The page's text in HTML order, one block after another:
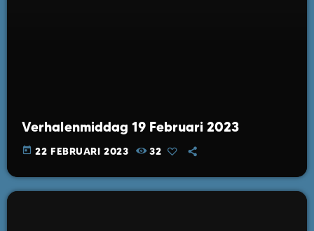
Verhalenmiddag 19 Februari 2023
today 22 FEBRUARI 2023 32